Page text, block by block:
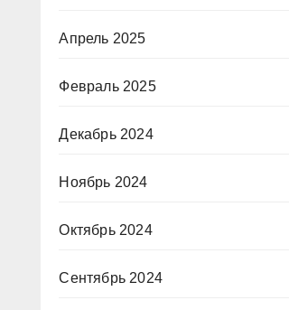
Апрель 2025
Февраль 2025
Декабрь 2024
Ноябрь 2024
Октябрь 2024
Сентябрь 2024